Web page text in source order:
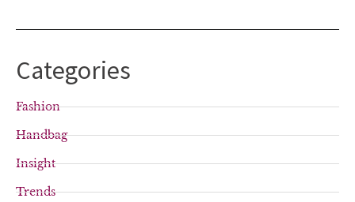
Categories
Fashion
Handbag
Insight
Trends